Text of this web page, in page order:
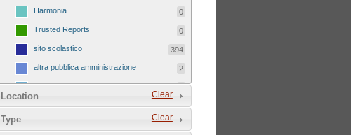
Harmonia 0
Trusted Reports 0
sito scolastico 394
altra pubblica amministrazione 2
sito tematico 8
Clear
Location
Clear
Type